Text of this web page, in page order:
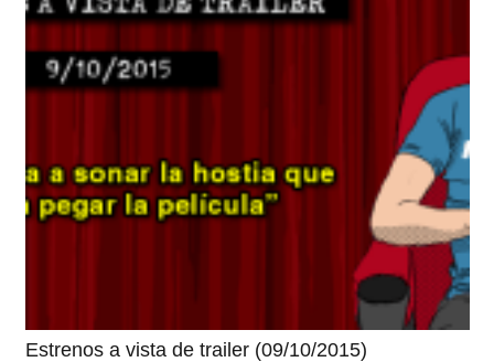
Estrenos a vista de trailer (09/10/2015)